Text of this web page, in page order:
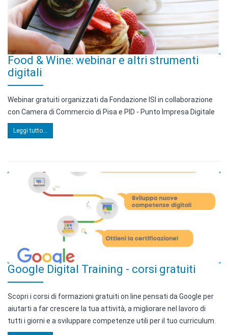
Food & Wine: webinar e altri strumenti
digitali
Webinar gratuiti organizzati da Fondazione ISI in collaborazione
con Camera di Commercio di Pisa e PID - Punto Impresa Digitale
Leggi tutto...
Google Digital Training - corsi gratuiti
Scopri i corsi di formazioni gratuiti on line pensati da Google per
aiutarti a far crescere la tua attività, a migliorare nel lavoro di
tutti i giorni e a sviluppare competenze utili per il tuo curriculum.